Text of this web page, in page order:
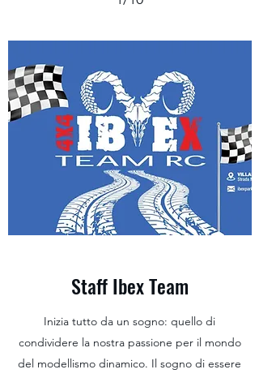
Staff Ibex Team
Inizia tutto da un sogno: quello di
condividere la nostra passione per il mondo
del modellismo dinamico. Il sogno di essere